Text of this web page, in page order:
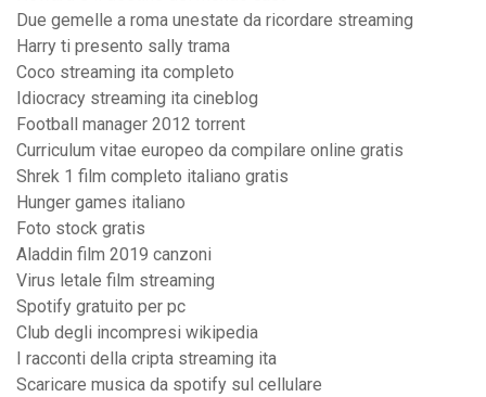
Due gemelle a roma unestate da ricordare streaming
Harry ti presento sally trama
Coco streaming ita completo
Idiocracy streaming ita cineblog
Football manager 2012 torrent
Curriculum vitae europeo da compilare online gratis
Shrek 1 film completo italiano gratis
Hunger games italiano
Foto stock gratis
Aladdin film 2019 canzoni
Virus letale film streaming
Spotify gratuito per pc
Club degli incompresi wikipedia
I racconti della cripta streaming ita
Scaricare musica da spotify sul cellulare